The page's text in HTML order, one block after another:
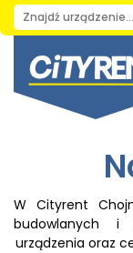
W Cityrent
budowlanych i
urządzenia oraz